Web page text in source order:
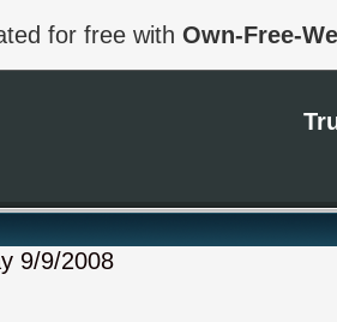
9/9/2008
for free with Own-Free-